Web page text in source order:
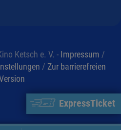
ExpressTicket
Ketsch e. V. - Impressum /
/ Zur barrierefreien